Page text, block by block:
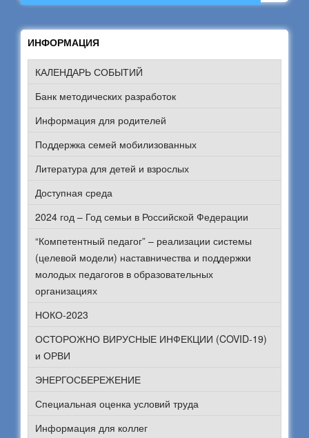
ИНФОРМАЦИЯ
КАЛЕНДАРЬ СОБЫТИЙ
Банк методических разработок
Информация для родителей
Поддержка семей мобилизованных
Литература для детей и взрослых
Доступная среда
2024 год – Год семьи в Российской Федерации
“Компетентный педагог” – реализации системы
(целевой модели) наставничества и поддержки
молодых педагогов в образовательных
организациях
НОКО-2023
ОСТОРОЖНО ВИРУСНЫЕ ИНФЕКЦИИ (COVID-19)
и ОРВИ
ЭНЕРГОСБЕРЕЖЕНИЕ
Специальная оценка условий труда
Информация для коллег